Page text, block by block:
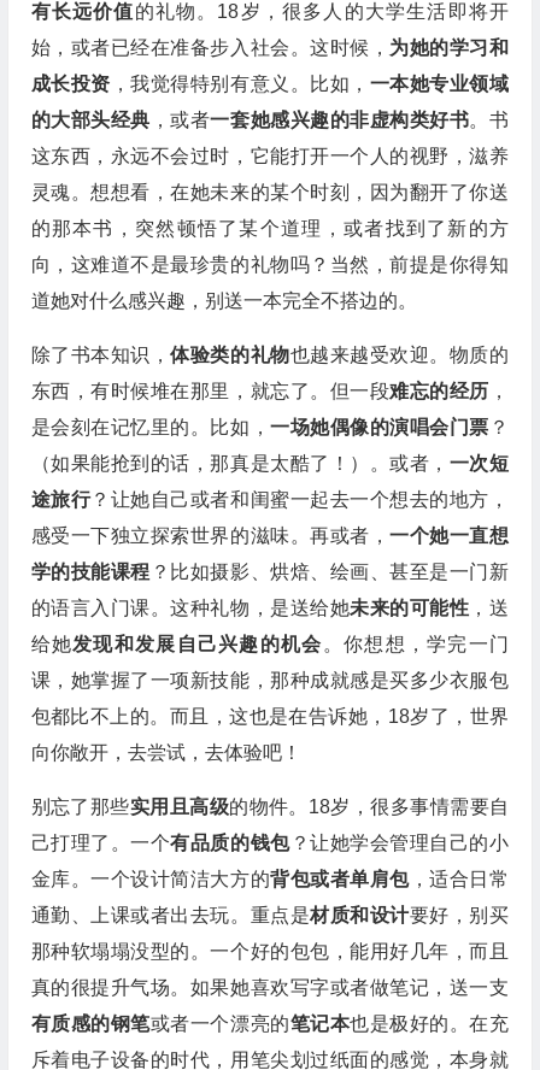
有长远价值的礼物。18岁，很多人的大学生活即将开
始，或者已经在准备步入社会。这时候， 为她的学习和
成长投资 ，我觉得特别有意义。比如， 一本她专业领域
的大部头经典 ，或者一套她感兴趣的非虚构类好书。书
这东西，永远不会过时，它能打开一个人的视野，滋养
灵魂。想想看，在她未来的某个时刻，因为翻开了你送
的那本书，突然顿悟了某个道理，或者找到了新的方
向，这难道不是最珍贵的礼物吗？当然，前提是你得知
道她对什么感兴趣，别送一本完全不搭边的。
除了书本知识，体验类的礼物也越来越受欢迎。物质的
东西，有时候堆在那里，就忘了。但一段难忘的经历 ，
是会刻在记忆里的。比如，一场她偶像的演唱会门票 ？
（如果能抢到的话，那真是太酷了！）。或者， 一次短
途旅行？让她自己或者和闺蜜一起去一个想去的地方，
感受一下独立探索世界的滋味。再或者，一个她一直想
学的技能课程 ？比如摄影、烘焙、绘画、甚至是一门新
的语言入门课。这种礼物，是送给她未来的可能性 ，送
给她发现和发展自己兴趣的机会 。你想想，学完一门
课，她掌握了一项新技能，那种成就感是买多少衣服包
包都比不上的。而且，这也是在告诉她，18岁了，世界
向你敞开，去尝试，去体验吧！
别忘了那些实用且高级的物件。18岁，很多事情需要自
己打理了。一个有品质的钱包？让她学会管理自己的小
金库。一个设计简洁大方的背包或者单肩包，适合日常
通勤、上课或者出去玩。重点是材质和设计要好，别买
那种软塌塌没型的。一个好的包包，能用好几年，而且
真的很提升气场。如果她喜欢写字或者做笔记，送一支
有质感的钢笔或者一个漂亮的笔记本也是极好的。在充
斥着电子设备的时代，用笔尖划过纸面的感觉，本身就